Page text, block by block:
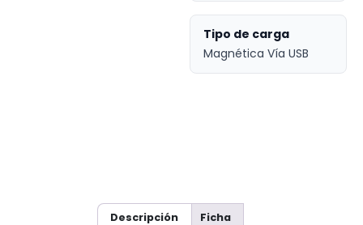
Tipo de carga
Magnética Vía USB
Descripción Ficha